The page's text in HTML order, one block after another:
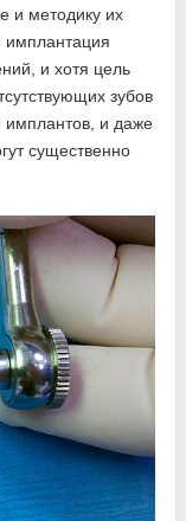
и методику их
имплантация
и хотя цель
зубов
имплантов, и даже
существенно